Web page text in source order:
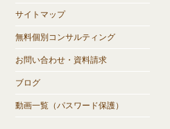
サイトマップ
無料個別コンサルティング
お問い合わせ・資料請求
ブログ
動画一覧（パスワード保護）